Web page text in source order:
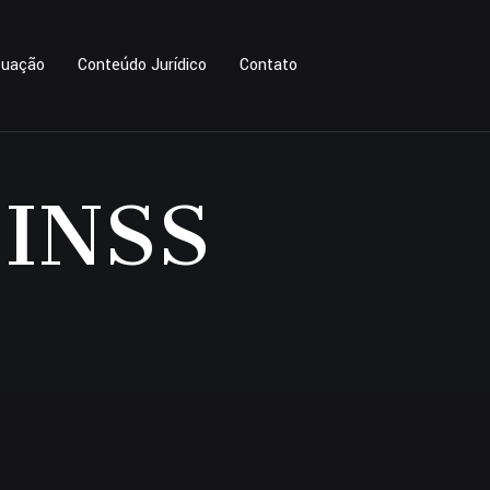
Conteúdo Jurídico Contato